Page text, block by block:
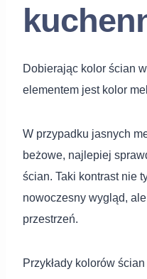
Dobierając kolor ścian
elementem jest kolor
W przypadku jasnych
beżowe, najlepiej
ścian. Taki kontrast nie
nowoczesny wygląd,
przestrzeń.
Przykłady kolorów